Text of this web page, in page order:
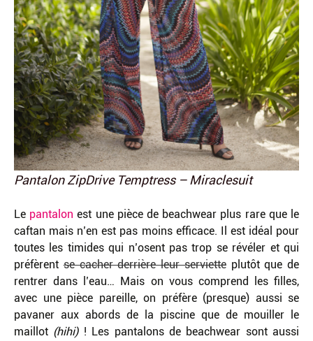
Pantalon ZipDrive Temptress – Miraclesuit
Le pantalon est une pièce de beachwear plus rare que le
caftan mais n’en est pas moins efficace. Il est idéal pour
toutes les timides qui n’osent pas trop se révéler et qui
préfèrentse cacher derrière leur servietteplutôt que de
rentrer dans l’eau… Mais on vous comprend les filles,
avec une pièce pareille, on préfère (presque) aussi se
pavaner aux abords de la piscine que de mouiller le
maillot (hihi) ! Les pantalons de beachwear sont aussi